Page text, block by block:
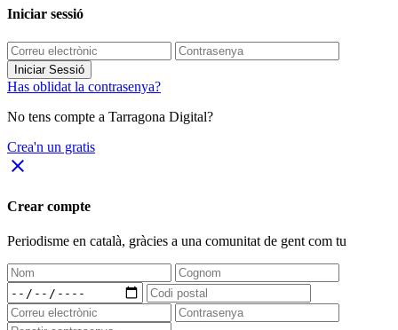
Iniciar sessió
Iniciar Sessió
Has oblidat la contrasenya?
No tens compte a Tarragona Digital?
Crea'n un gratis
close
Crear compte
Periodisme en català, gràcies a una comunitat de gent com tu